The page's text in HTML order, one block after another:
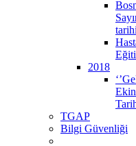
2018
TGAP
Bilgi Güvenliği